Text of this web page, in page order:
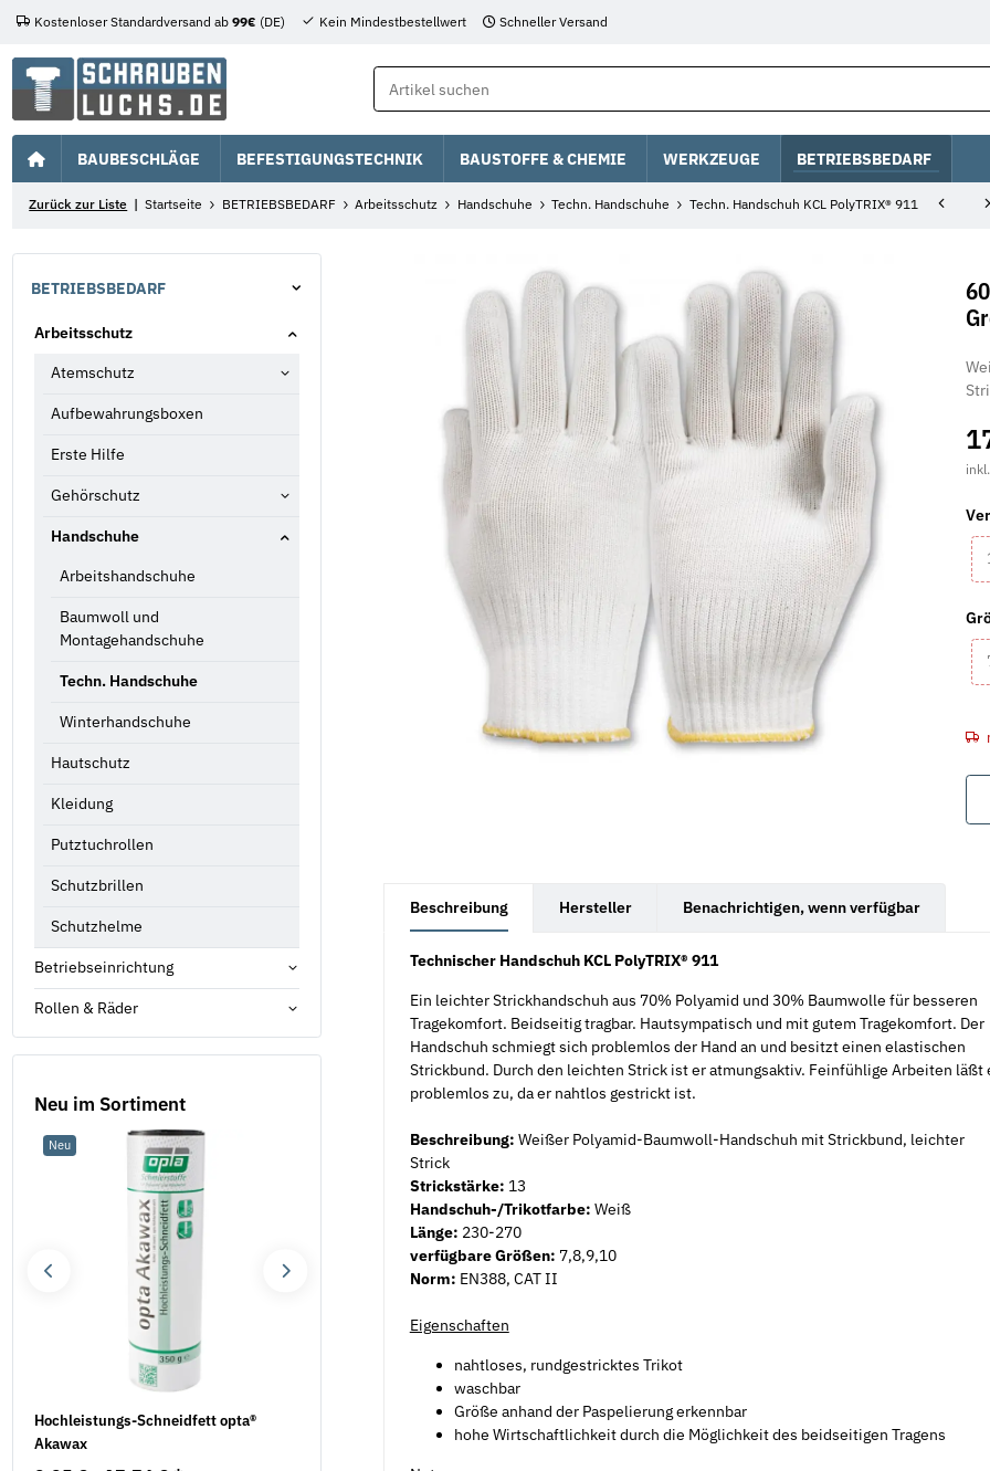
Kostenloser Standardversand ab 99€ (DE) Kein Mindestbestellwert Schneller Versand
BAUBESCHLÄGE BEFESTIGUNGSTECHNIK BAUSTOFFE & CHEMIE WERKZEUGE BETRIEBSBEDARF
Zurück zur Liste Startseite BETRIEBSBEDARF Arbeitsschutz Handschuhe Techn. Handschuhe Techn. Handschuh KCL PolyTRIX® 911
Beschreibung Hersteller Benachrichtigen, wenn verfügbar
Technischer Handschuh KCL PolyTRIX® 911
Ein leichter Strickhandschuh aus 70% Polyamid und 30% Baumwolle für besseren
Tragekomfort. Beidseitig tragbar. Hautsympatisch und mit gutem Tragekomfort. Der
Handschuh schmiegt sich problemlos der Hand an und besitzt einen elastischen
Strickbund. Durch den leichten Strick ist er atmungsaktiv. Feinfühlige Arbeiten läßt
problemlos zu, da er nahtlos gestrickt ist.
Beschreibung: Weißer Polyamid-Baumwoll-Handschuh mit Strickbund, leichter
Strick
Strickstärke: 13
Handschuh-/Trikotfarbe: Weiß
Länge: 230-270
verfügbare Größen: 7,8,9,10
Norm: EN388, CAT II
Eigenschaften
nahtloses, rundgestricktes Trikot
waschbar
Größe anhand der Paspelierung erkennbar
hohe Wirtschaftlichkeit durch die Möglichkeit des beidseitigen Tragens
BETRIEBSBEDARF
Arbeitsschutz
Atemschutz
Aufbewahrungsboxen
Erste Hilfe
Gehörschutz
Handschuhe
Arbeitshandschuhe
Baumwoll und
Montagehandschuhe
Techn. Handschuhe
Winterhandschuhe
Hautschutz
Kleidung
Putztuchrollen
Schutzbrillen
Schutzhelme
Betriebseinrichtung
Rollen & Räder
Neu im Sortiment
Neu
Hochleistungs-Schneidfett opta®
Akawax
Unterlegscheiben DIN 125 / ISO 7089
Neu
200 Stück Fensterbankschrauben
natur Blechgewinde Kreuzschlitz A2
Neu
natur